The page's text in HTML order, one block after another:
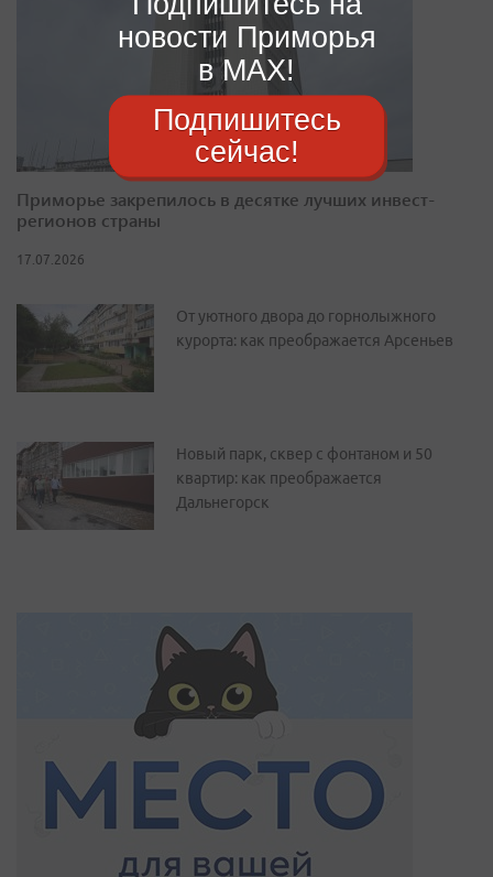
Приморье закрепилось в десятке лучших инвест-
регионов страны
17.07.2026
От уютного двора до горнолыжного
курорта: как преображается Арсеньев
Новый парк, сквер с фонтаном и 50
квартир: как преображается
Дальнегорск
новости Приморья
в MAX!
Подпишитесь
сейчас!